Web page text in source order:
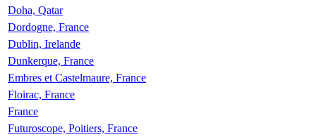
Doha, Qatar
Dordogne, France
Dublin, Irelande
Dunkerque, France
Embres et Castelmaure, France
Floirac, France
France
Futuroscope, Poitiers, France